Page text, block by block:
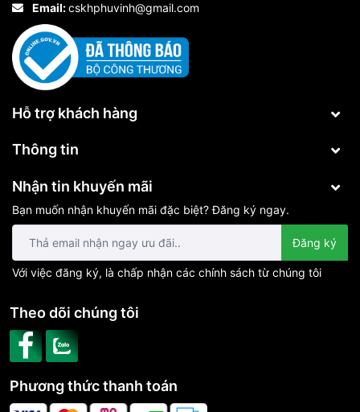
Email:cskhphuvinh@gmail.com
Hỗ trợ khách hàng
Thông tin
Nhận tin khuyến mãi
Bạn muốn nhận khuyến mãi đặc biệt? Đăng ký ngay.
Đăng ký
Với việc đăng ký, là chấp nhận các chính sách từ chúng tôi
Phương thức thanh toán
Theo dõi chúng tôi